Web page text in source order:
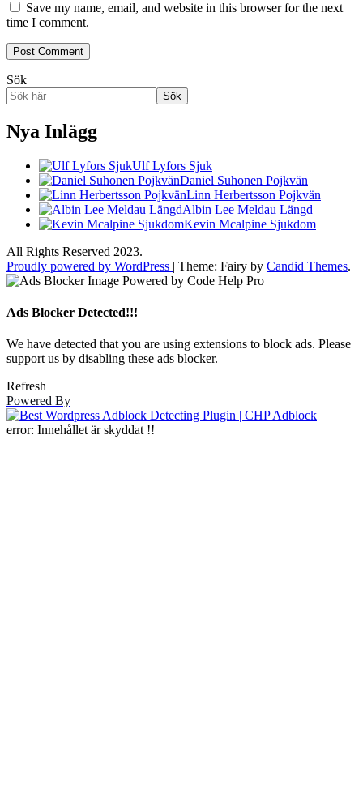
Save my name, email, and website in this browser for the next
time I comment.
Sök
Sök
Nya Inlägg
Ulf Lyfors Sjuk
Daniel Suhonen Pojkvän
Linn Herbertsson Pojkvän
Albin Lee Meldau Längd
Kevin Mcalpine Sjukdom
All Rights Reserved 2023.
Proudly powered by WordPress | Theme: Fairy by Candid Themes.
Ads Blocker Detected!!!
We have detected that you are using extensions to block ads. Please
support us by disabling these ads blocker.
Refresh
Powered By
error: Innehållet är skyddat !!